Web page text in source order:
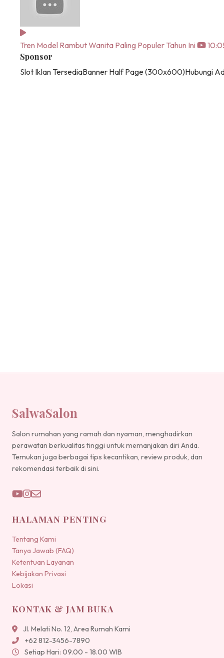
Tren Model Rambut Wanita Paling Populer Tahun Ini
Sponsor
Slot Iklan TersediaBanner Half Page (300x600)Hubungi
SalwaSalon
Salon rumahan yang ramah dan nyaman, menghadirkan
perawatan berkualitas tinggi untuk memanjakan diri Anda.
Temukan juga berbagai tips kecantikan, review produk, dan
rekomendasi terbaik di sini.
HALAMAN PENTING
Tentang Kami
Tanya Jawab (FAQ)
Ketentuan Layanan
Kebijakan Privasi
Lokasi
KONTAK & JAM BUKA
Jl. Melati No. 12, Area Rumah Kami
+62 812-3456-7890
Setiap Hari: 09.00 - 18.00 WIB